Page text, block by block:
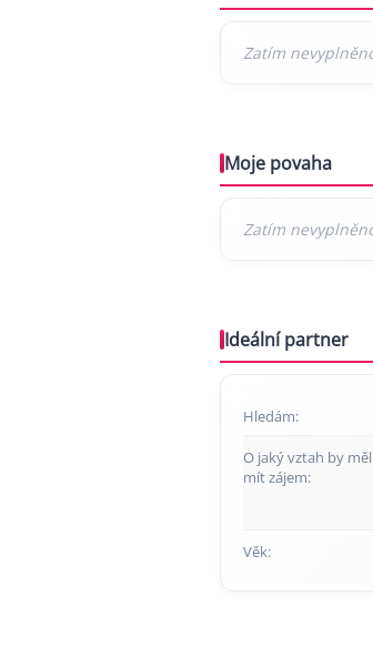
Moje povaha
Ideální partner
Hledám:
O jaký vztah by měl
mít zájem:
Věk: